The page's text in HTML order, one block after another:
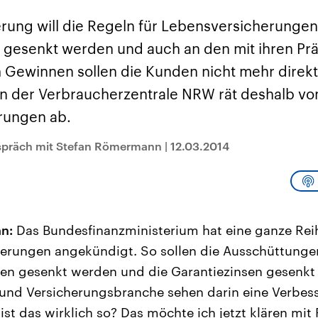
und
gehören die
Staaten zu
der Erde, mit
Weltgeschehen.
palästinensischen
Terrororganisation
Hamas im Oktober 2023
Region wieder die
möchte die Hamas
Islamischen
1979 auch
Republik Iran – ist
Religionsführer
Osten. Eine
will die Regeln für
gesenkt werden und auch an den mit ihren
sollen die Kunden nicht mehr
der Verbraucherzentrale NRW rät deshalb
ab.
mit Stefan Römermann | 12.03.2014
Das Bundesfinanzministerium hat eine ganze
angekündigt. So sollen die
gesenkt werden und die Garantiezinsen
Versicherungsbranche sehen darin eine
das wirklich so? Das möchte ich jetzt klären mit